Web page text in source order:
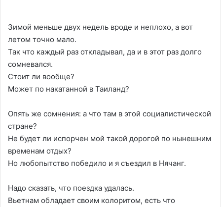
Зимой меньше двух недель вроде и неплохо, а вот
летом точно мало.
Так что каждый раз откладывал, да и в этот раз долго
сомневался.
Стоит ли вообще?
Может по накатанной в Таиланд?
Опять же сомнения: а что там в этой социалистической
стране?
Не будет ли испорчен мой такой дорогой по нынешним
временам отдых?
Но любопытство победило и я съездил в Нячанг.
Надо сказать, что поездка удалась.
Вьетнам обладает своим колоритом, есть что